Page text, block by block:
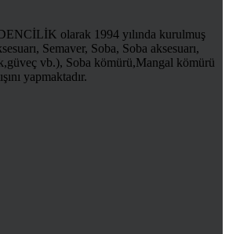
olarak 1994 yılında kurulmuş
Semaver, Soba, Soba aksesuarı,
vb.), Soba kömürü,Mangal kömürü
yapmaktadır.